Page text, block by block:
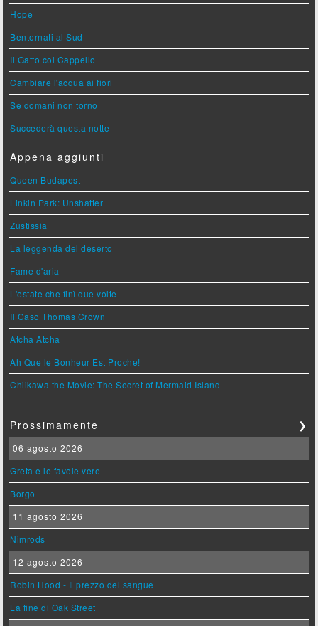
Hope
Bentornati al Sud
Il Gatto col Cappello
Cambiare l'acqua ai fiori
Se domani non torno
Succederà questa notte
Appena aggiunti
Queen Budapest
Linkin Park: Unshatter
Zustissia
La leggenda del deserto
Fame d'aria
L'estate che finì due volte
Il Caso Thomas Crown
Atcha Atcha
Ah Que le Bonheur Est Proche!
Chiikawa the Movie: The Secret of Mermaid Island
Prossimamente ❯
06 agosto 2026
Greta e le favole vere
Borgo
11 agosto 2026
Nimrods
12 agosto 2026
Robin Hood - Il prezzo del sangue
La fine di Oak Street